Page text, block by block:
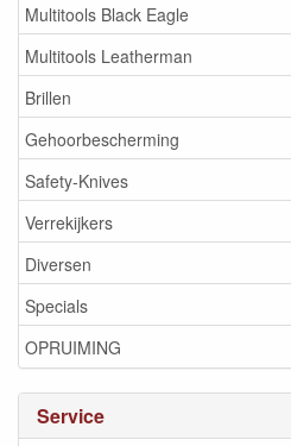
Multitools Black Eagle
Multitools Leatherman
Brillen
Gehoorbescherming
Safety-Knives
Verrekijkers
Diversen
Specials
OPRUIMING
Service